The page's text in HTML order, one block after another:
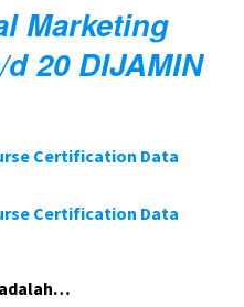
Marketing
20 DIJAMIN
Certification Data
Certification Data